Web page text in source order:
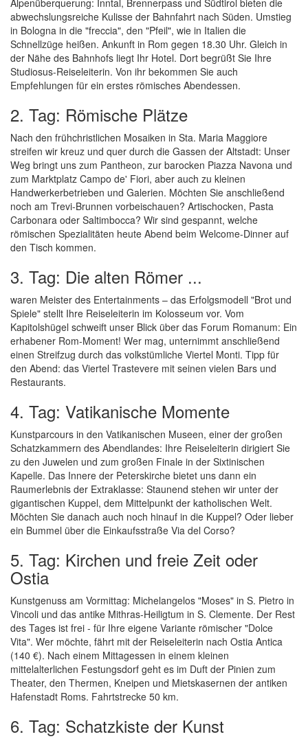
Alpenüberquerung: Inntal, Brennerpass und Südtirol bieten die
abwechslungsreiche Kulisse der Bahnfahrt nach Süden. Umstieg
in Bologna in die "freccia", den "Pfeil", wie in Italien die
Schnellzüge heißen. Ankunft in Rom gegen 18.30 Uhr. Gleich in
der Nähe des Bahnhofs liegt Ihr Hotel. Dort begrüßt Sie Ihre
Studiosus-Reiseleiterin. Von ihr bekommen Sie auch
Empfehlungen für ein erstes römisches Abendessen.
2. Tag: Römische Plätze
Nach den frühchristlichen Mosaiken in Sta. Maria Maggiore
streifen wir kreuz und quer durch die Gassen der Altstadt: Unser
Weg bringt uns zum Pantheon, zur barocken Piazza Navona und
zum Marktplatz Campo de' Fiori, aber auch zu kleinen
Handwerkerbetrieben und Galerien. Möchten Sie anschließend
noch am Trevi-Brunnen vorbeischauen? Artischocken, Pasta
Carbonara oder Saltimbocca? Wir sind gespannt, welche
römischen Spezialitäten heute Abend beim Welcome-Dinner auf
den Tisch kommen.
3. Tag: Die alten Römer ...
waren Meister des Entertainments – das Erfolgsmodell "Brot und
Spiele" stellt Ihre Reiseleiterin im Kolosseum vor. Vom
Kapitolshügel schweift unser Blick über das Forum Romanum: Ein
erhabener Rom-Moment! Wer mag, unternimmt anschließend
einen Streifzug durch das volkstümliche Viertel Monti. Tipp für
den Abend: das Viertel Trastevere mit seinen vielen Bars und
Restaurants.
4. Tag: Vatikanische Momente
Kunstparcours in den Vatikanischen Museen, einer der großen
Schatzkammern des Abendlandes: Ihre Reiseleiterin dirigiert Sie
zu den Juwelen und zum großen Finale in der Sixtinischen
Kapelle. Das Innere der Peterskirche bietet uns dann ein
Raumerlebnis der Extraklasse: Staunend stehen wir unter der
gigantischen Kuppel, dem Mittelpunkt der katholischen Welt.
Möchten Sie danach auch noch hinauf in die Kuppel? Oder lieber
ein Bummel über die Einkaufsstraße Via del Corso?
5. Tag: Kirchen und freie Zeit oder
Ostia
Kunstgenuss am Vormittag: Michelangelos "Moses" in S. Pietro in
Vincoli und das antike Mithras-Heiligtum in S. Clemente. Der Rest
des Tages ist frei - für Ihre eigene Variante römischer "Dolce
Vita". Wer möchte, fährt mit der Reiseleiterin nach Ostia Antica
(140 €). Nach einem Mittagessen in einem kleinen
mittelalterlichen Festungsdorf geht es im Duft der Pinien zum
Theater, den Thermen, Kneipen und Mietskasernen der antiken
Hafenstadt Roms. Fahrtstrecke 50 km.
6. Tag: Schatzkiste der Kunst